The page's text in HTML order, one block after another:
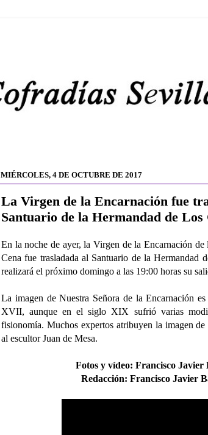
MIÉRCOLES, 4 DE OCTUBRE DE 2017
La Virgen de la Encarnación fue
Santuario de la Hermandad de Los
En la noche de ayer, la Virgen de la Encarnación de
Cena fue trasladada al Santuario de la Hermandad
realizará el próximo domingo a las 19:00 horas su
La imagen de Nuestra Señora de la Encarnación
XVII, aunque en el siglo XIX sufrió varias
fisionomía. Muchos expertos atribuyen la imagen
al escultor Juan de Mesa.
Fotos y vídeo: Francisco Javier
Redacción: Francisco Javier